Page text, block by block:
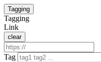
Tagging
Tagging
Link
clear
Tag